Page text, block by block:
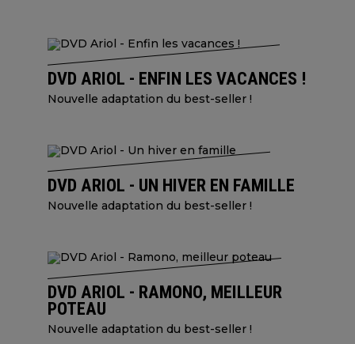
DVD ARIOL - ENFIN LES VACANCES !
Nouvelle adaptation du best-seller !
DVD ARIOL - UN HIVER EN FAMILLE
Nouvelle adaptation du best-seller !
DVD ARIOL - RAMONO, MEILLEUR
POTEAU
Nouvelle adaptation du best-seller !